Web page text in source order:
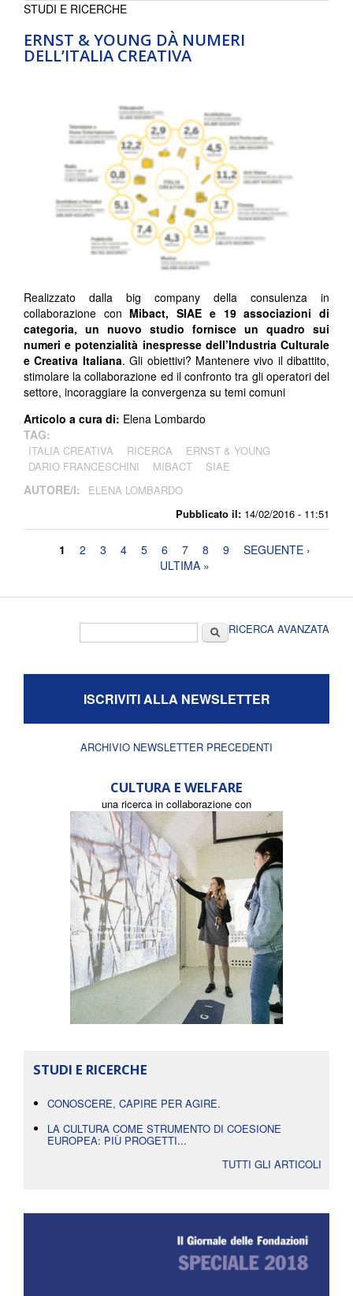
ERNST & YOUNG DÀ NUMERI
DELL’ITALIA CREATIVA
Pubblicato il: 14/02/2016 - 11:51
STUDI E RICERCHE
Realizzato dalla big company della consulenza in
collaborazione con Mibact, SIAE e 19 associazioni di
categoria, un nuovo studio fornisce un quadro sui
numeri e potenzialità inespresse dell’Industria Culturale
e Creativa Italiana. Gli obiettivi? Mantenere vivo il dibattito,
stimolare la collaborazione ed il confronto tra gli operatori del
settore, incoraggiare la convergenza su temi comuni
Articolo a cura di: Elena Lombardo
TAG:
ITALIA CREATIVA RICERCA
ERNST & YOUNG
DARIO FRANCESCHINI
MIBACT SIAE
AUTORE/I: ELENA LOMBARDO
Pagine
1 2 3 4 5 6 7 8 9
SEGUENTE ›
ULTIMA »
CercaRICERCA AVANZATA
ISCRIVITI ALLA NEWSLETTER
ARCHIVIO NEWSLETTER PRECEDENTI
CULTURA E WELFARE
una ricerca in collaborazione con
STUDI E RICERCHE
CONOSCERE, CAPIRE PER AGIRE.
LA CULTURA COME STRUMENTO DI COESIONE
EUROPEA: PIÙ PROGETTI...
TUTTI GLI ARTICOLI